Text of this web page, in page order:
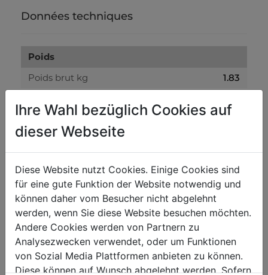
Données techniques
Poids
Poids brut kg
1.83
emballage
Largeur emballage mm
420
Longueur emballage mm
400
Hauteur emballage mm
Information générale
Code EAN
9120039238876
Ihre Wahl bezüglich Cookies auf
dieser Webseite
Diese Website nutzt Cookies. Einige Cookies sind
für eine gute Funktion der Website notwendig und
können daher vom Besucher nicht abgelehnt
werden, wenn Sie diese Website besuchen möchten.
Andere Cookies werden von Partnern zu
Analysezwecken verwendet, oder um Funktionen
von Sozial Media Plattformen anbieten zu können.
Diese können auf Wunsch abgelehnt werden. Sofern